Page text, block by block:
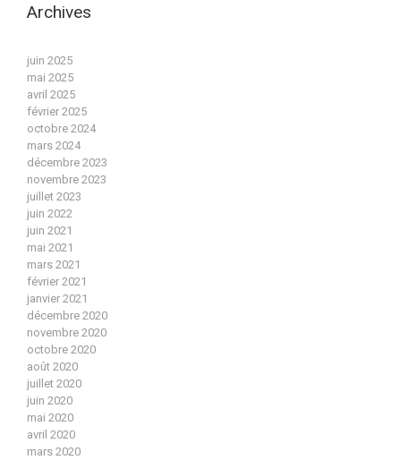
Archives
juin 2025
mai 2025
avril 2025
février 2025
octobre 2024
mars 2024
décembre 2023
novembre 2023
juillet 2023
juin 2022
juin 2021
mai 2021
mars 2021
février 2021
janvier 2021
décembre 2020
novembre 2020
octobre 2020
août 2020
juillet 2020
juin 2020
mai 2020
avril 2020
mars 2020